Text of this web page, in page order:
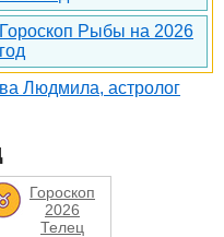
Гороскоп Рыбы на 2026
год
Людмила, астролог
Гороскоп
2026
Телец